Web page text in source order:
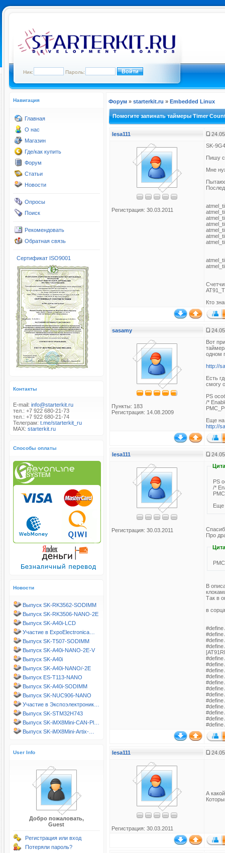
Ник: Пароль:
Навигация
Главная
О нас
Магазин
Где/как купить
Форум
Статьи
Новости
Опросы
Поиск
Рекомендовать
Обратная связь
Сертификат ISO9001
Контакты
E-mail: info@starterkit.ru
тел.: +7 922 680-21-73
тел.: +7 922 680-21-74
Телеграм: t.me/starterkit_ru
MAX: starterkit.ru
Способы оплаты
Новости
Выпуск SK-RK3562-SODIMM
Выпуск SK-RK3506-NANO-2E
Выпуск SK-A40i-LCD
Участие в ExpoElectronica…
Выпуск SK-T507-SODIMM
Выпуск SK-A40i-NANO-2E-V
Выпуск SK-A40i
Выпуск SK-A40i-NANO/-2E
Выпуск ES-T113-NANO
Выпуск SK-A40i-SODIMM
Выпуск SK-NUC906-NANO
Участие в Экспоэлектроник…
Выпуск SK-STM32H743
Выпуск SK-iMX8Mini-CAN-Pl…
Выпуск SK-iMX8Mini-Artix-…
User Info
Добро пожаловать,
Guest
Регистрация или вход
Потеряли пароль?
Форум » starterkit.ru » Embedded Linux
Помогите запинать таймеры Timer
lesa111
Регистрация: 30.03.2011
SK-
Пишу
Мне
Кто
sasamy
Пункты: 183
Регистрация: 14.08.2009
Вот
одном
http://
Есть
смогу
PS
/*
Еще на
http://
lesa111
Регистрация: 30.03.2011
PS
/*
Еще
Про
В
Так в
в
#define
#define
#define
#define
#define
#define
#define
#define
#define
#define
#define
#define
#define
#define
#define
#define
lesa111
Регистрация: 30.03.2011
А